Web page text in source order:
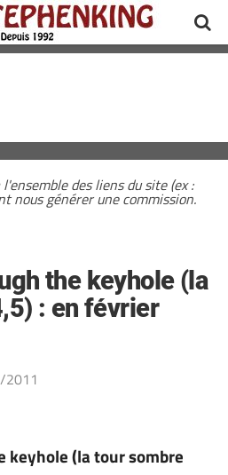
des liens du site (ex :
nous générer une commission.
the keyhole (la
: en février
keyhole (la tour sombre